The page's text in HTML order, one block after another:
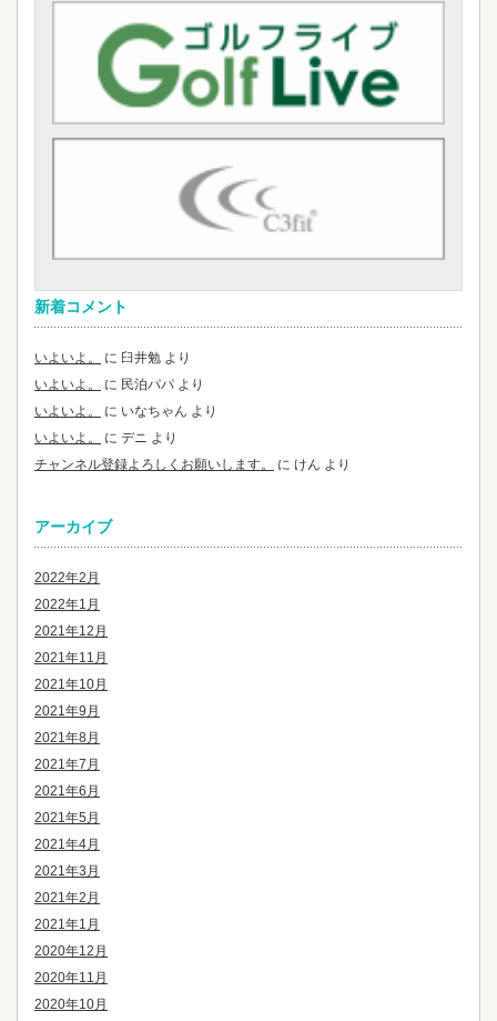
新着コメント
いよいよ。 に 臼井勉 より
いよいよ。
に 民泊パパ より
いよいよ。
に いなちゃん より
いよいよ。
に デニ より
チャンネル登録よろしくお願いします。
に けん より
アーカイブ
2022年2月
2022年1月
2021年12月
2021年11月
2021年10月
2021年9月
2021年8月
2021年7月
2021年6月
2021年5月
2021年4月
2021年3月
2021年2月
2021年1月
2020年12月
2020年11月
2020年10月